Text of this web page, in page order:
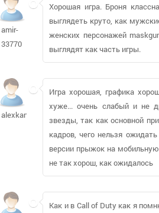
amir-
33770
Хорошая игра. Броня
выглядеть круто, как
женских персонажей
выглядят как часть игры.
alexkaniv710
Игра хорошая, графика
хуже... очень слабый и не
звезды, так как основной
кадров, чего нельзя
версии прыжок на
не так хорош, как ожидалось
Как и в Call of Duty как я